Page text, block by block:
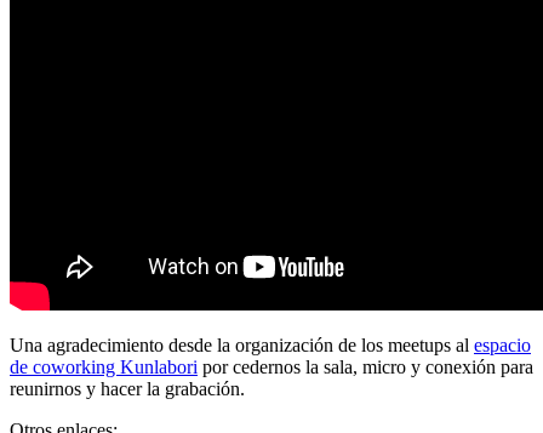
Una agradecimiento desde la organización de los meetups al espacio
de coworking Kunlabori por cedernos la sala, micro y conexión para
reunirnos y hacer la grabación.